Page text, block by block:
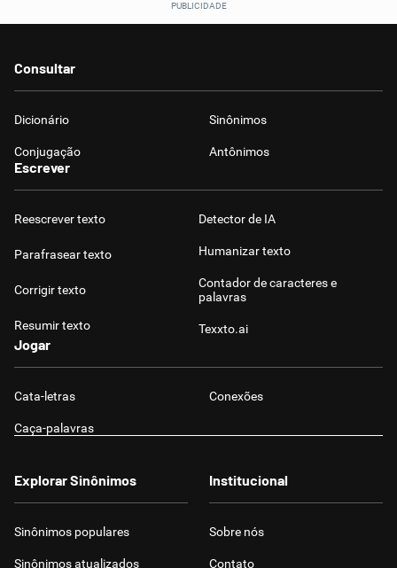
Consultar
Dicionário Sinônimos
Conjugação Antônimos
Escrever
Reescrever texto
Parafrasear texto
Corrigir texto
Resumir texto
Detector de IA
Humanizar texto
Contador de caracteres e
palavras
Texxto.ai
Jogar
Cata-letras Conexões
Caça-palavras
Explorar Sinônimos
Sinônimos populares
Sinônimos atualizados
Institucional
Sobre nós
Contato